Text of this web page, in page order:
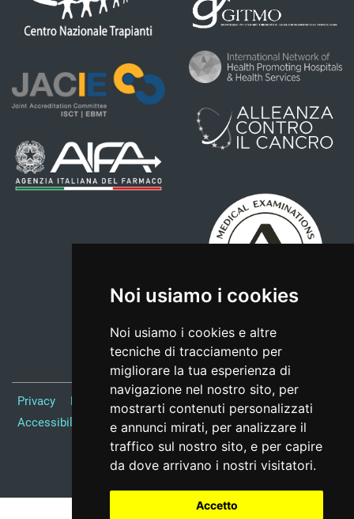
Noi usiamo i cookies
Noi usiamo i cookies e altre
tecniche di tracciamento per
migliorare la tua esperienza di
navigazione nel nostro sito, per
mostrarti contenuti personalizzati
e annunci mirati, per analizzare il
traffico sul nostro sito, e per capire
da dove arrivano i nostri visitatori.
Accetto
Privacy Note Legali Responsabile del sito
Credits
Accessibilità
Preferenze cookie
Realizzato da